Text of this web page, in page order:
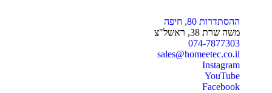
ההסתדרות 80, חיפה
משה שרת 38, ראשל"צ
074-7877303
sales@homeetec.co.il
Instagram
YouTube
Facebook